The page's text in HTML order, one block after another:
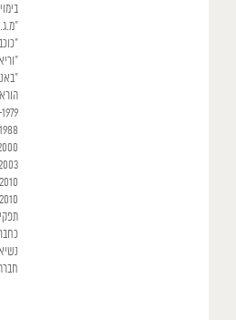
בימוי
1979- 1974 עריכת סרטים בבית הספר הגבוה ללימודי קולנוע בפאריס ("אידק"-IDHEC )
1988- 1986 עריכת סרטים בבית הספר לקולנוע ותיאטרון "בית צבי" ברמת גן
2000 - 1986 עריכת סרטים בחוג לקולנוע
2003 - 2001 עריכת סרטים בביה"ס לקולנוע "סם
2010- 2005 עריכת סרטים ובימוי בביה"ס לקולנוע "מעלה", ירושלים
2010 - בצלאל ירושלים בחוג לאמנות המסך